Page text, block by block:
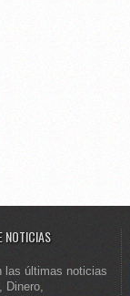
NOTICIAS
las últimas noticias